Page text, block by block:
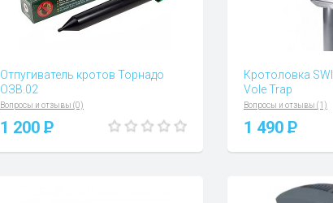
Отпугиватель кротов Торнадо
ОЗВ.02
Вопросы и отзывы (0)
1 200 P
Кротоловка
Vole Trap
Вопросы и отзывы (1)
1 490 P